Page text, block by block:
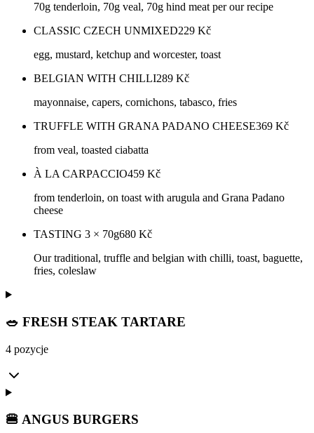
70g tenderloin, 70g veal, 70g hind meat per our recipe
CLASSIC CZECH UNMIXED229 Kč
egg, mustard, ketchup and worcester, toast
BELGIAN WITH CHILLI289 Kč
mayonnaise, capers, cornichons, tabasco, fries
TRUFFLE WITH GRANA PADANO CHEESE369 Kč
from veal, toasted ciabatta
À LA CARPACCIO459 Kč
from tenderloin, on toast with arugula and Grana Padano
cheese
TASTING 3 × 70g680 Kč
Our traditional, truffle and belgian with chilli, toast, baguette,
fries, coleslaw
🥗 FRESH STEAK TARTARE
4 pozycje
🍔 ANGUS BURGERS